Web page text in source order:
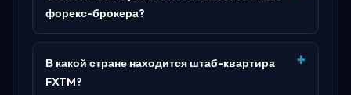
форекс-брокера?
В какой стране находится штаб-квартира
FXTM?